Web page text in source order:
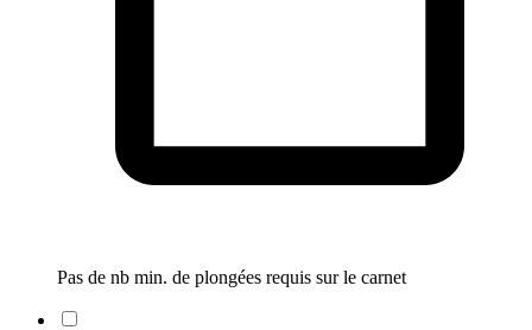
Pas de nb min. de plongées requis sur le carnet